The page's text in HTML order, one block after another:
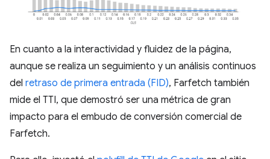
En cuanto a la interactividad y fluidez de la página,
aunque se realiza un seguimiento y un análisis continuos
del retraso de primera entrada (FID), Farfetch también
mide el TTI, que demostró ser una métrica de gran
impacto para el embudo de conversión comercial de
Farfetch.